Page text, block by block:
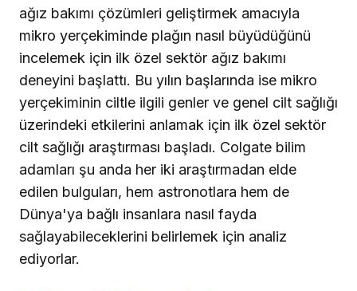
ağız bakımı çözümleri geliştirmek amacıyla
mikro yerçekiminde plağın nasıl büyüdüğünü
incelemek için ilk özel sektör ağız bakımı
deneyini başlattı. Bu yılın başlarında ise mikro
yerçekiminin ciltle ilgili genler ve genel cilt sağlığı
üzerindeki etkilerini anlamak için ilk özel sektör
cilt sağlığı araştırması başladı. Colgate bilim
adamları şu anda her iki araştırmadan elde
edilen bulguları, hem astronotlara hem de
Dünya'ya bağlı insanlara nasıl fayda
sağlayabileceklerini belirlemek için analiz
ediyorlar.